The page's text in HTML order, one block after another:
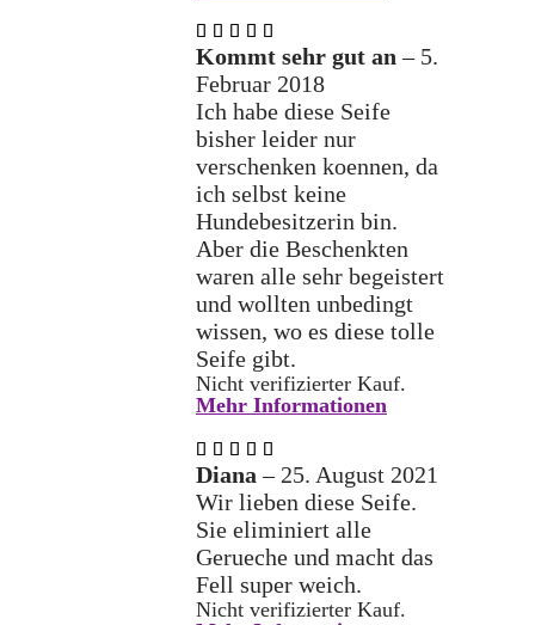
mit
von 5
Kommt sehr gut an– 5.
Februar 2018
Ich habe diese Seife
bisher leider nur
verschenken koennen, da
ich selbst keine
Hundebesitzerin bin.
Aber die Beschenkten
waren alle sehr begeistert
und wollten unbedingt
wissen, wo es diese tolle
Seife gibt.
Nicht verifizierter Kauf.
Mehr Informationen
mit
von 5
Diana– 25. August 2021
Wir lieben diese Seife.
Sie eliminiert alle
Gerueche und macht das
Fell super weich.
Nicht verifizierter Kauf.